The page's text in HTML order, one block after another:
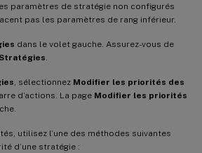
paramètres de stratégie non configurés
pas les paramètres de rang inférieur.
dans le volet gauche. Assurez-vous de
Stratégies
, sélectionnez Modifier les priorités des
d’actions. La page Modifier les priorités
utilisez l’une des méthodes suivantes
d’une stratégie :